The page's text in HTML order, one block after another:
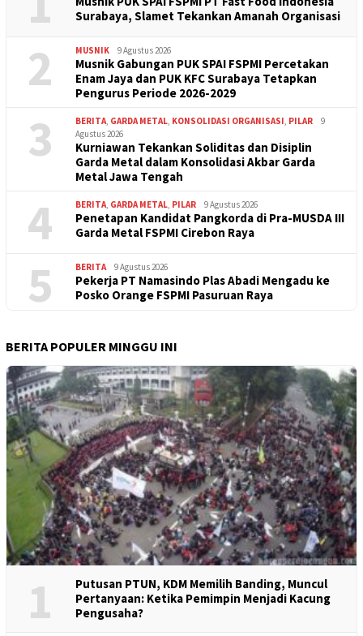
Surabaya, Slamet Tekankan Amanah Organisasi
2 MUSNIK 9 Agustus 2026
Musnik Gabungan PUK SPAI FSPMI Percetakan
Enam Jaya dan PUK KFC Surabaya Tetapkan
Pengurus Periode 2026-2029
3 BERITA, GARDA METAL, KONSOLIDASI ORGANISASI, PILAR
9
Agustus 2026
Kurniawan Tekankan Soliditas dan Disiplin
Garda Metal dalam Konsolidasi Akbar Garda
Metal Jawa Tengah
4 BERITA, GARDA METAL, PILAR 9 Agustus 2026
Penetapan Kandidat Pangkorda di Pra-MUSDA III
Garda Metal FSPMI Cirebon Raya
5 BERITA 9 Agustus 2026
Pekerja PT Namasindo Plas Abadi Mengadu ke
Posko Orange FSPMI Pasuruan Raya
BERITA POPULER MINGGU INI
1
Putusan PTUN, KDM Memilih Banding, Muncul
Pertanyaan: Ketika Pemimpin Menjadi Kacung
Pengusaha?